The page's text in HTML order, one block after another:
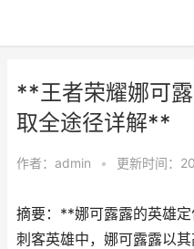
**王者荣耀娜可
取全途径详解**
作者： admin • 更新时间：
摘要：**娜可露露的英雄
刺客英雄中，娜可露露以